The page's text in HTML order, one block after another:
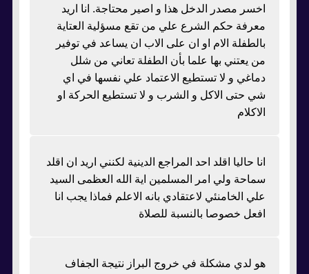
اخسر مصدر الدخل هذا و اصير محتاجة. انا اريد
معرفة حكم الشرع علي من تقع مسؤلية العتاية
بالطفلة الام او ان على الاب ان يساعد في توفير
من يعتني بها علما بأن الطفلة تعاني من شلل
دماغي و لا تستطيع الاعتماد علي نفسها في اي
شي حتى الاكل و الشرب و لا تستطيع الحركة او
الاكلام
انا حاليا اقلد احد المراجع الدينية لكنني اريد ان اقلد
سماحة ولي امر المسلمين اية الله العظمى السيد
علي الخامنئي لاعتقادي بانه الاعلم فماذا يجب انا
افعل خصوصا بالنسبة للصلاة
هو لدي مشكلة في خروج البراز نتيجة الجفاف